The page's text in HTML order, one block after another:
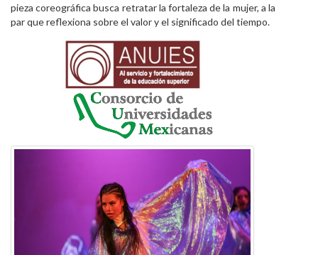
Alumni
pieza coreográfica busca retratar la fortaleza de la mujer, a la
par que reflexiona sobre el valor y el significado del tiempo.